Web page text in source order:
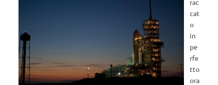
rac
cat
o
in
pe
rfe
tto
ora